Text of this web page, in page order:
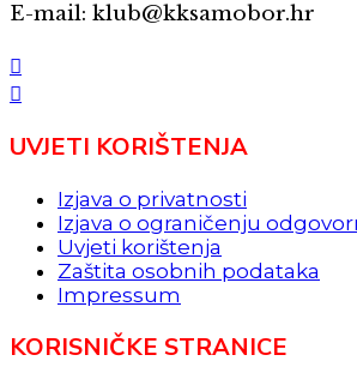
E-mail: klub@kksamobor.hr
UVJETI KORIŠTENJA
Izjava o privatnosti
Izjava o ograničenju
Uvjeti korištenja
Zaštita osobnih podataka
Impressum
KORISNIČKE STRANICE